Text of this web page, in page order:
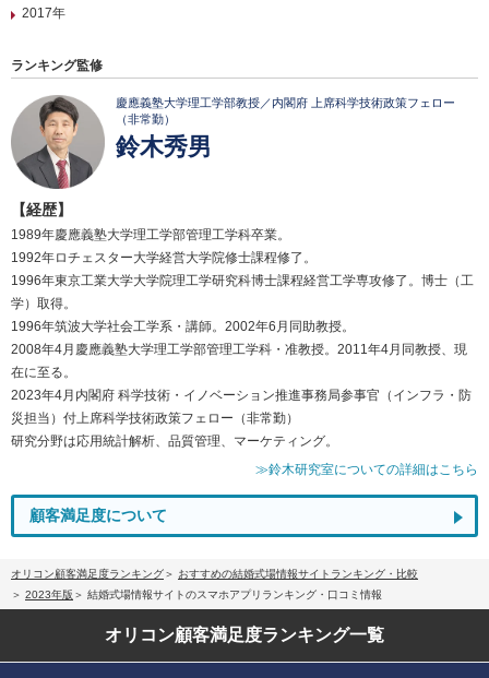
2017年
ランキング監修
慶應義塾大学理工学部教授／内閣府 上席科学技術政策フェロー
（非常勤）
鈴木秀男
【経歴】
1989年慶應義塾大学理工学部管理工学科卒業。
1992年ロチェスター大学経営大学院修士課程修了。
1996年東京工業大学大学院理工学研究科博士課程経営工学専攻修了。博士（工
学）取得。
1996年筑波大学社会工学系・講師。2002年6月同助教授。
2008年4月慶應義塾大学理工学部管理工学科・准教授。2011年4月同教授、現
在に至る。
2023年4月内閣府 科学技術・イノベーション推進事務局参事官（インフラ・防
災担当）付上席科学技術政策フェロー（非常勤）
研究分野は応用統計解析、品質管理、マーケティング。
≫鈴木研究室についての詳細はこちら
顧客満足度について
オリコン顧客満足度ランキング
おすすめの結婚式場情報サイトランキング・比較
2023年版
結婚式場情報サイトのスマホアプリランキング・口コミ情報
オリコン顧客満足度ランキング一覧